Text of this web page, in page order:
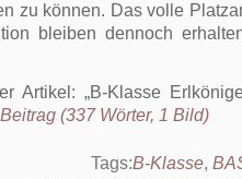
zu können. Das volle
bleiben dennoch
Artikel: B-Klasse
(337 Wörter, 1 Bild)
Tags:B-Klasse,